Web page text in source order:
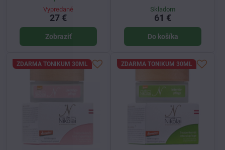
Vypredané
27 €
Zobraziť
Skladom
61 €
Do košíka
ZDARMA TONIKUM 30ML ZDARMA TONIKUM 30ML